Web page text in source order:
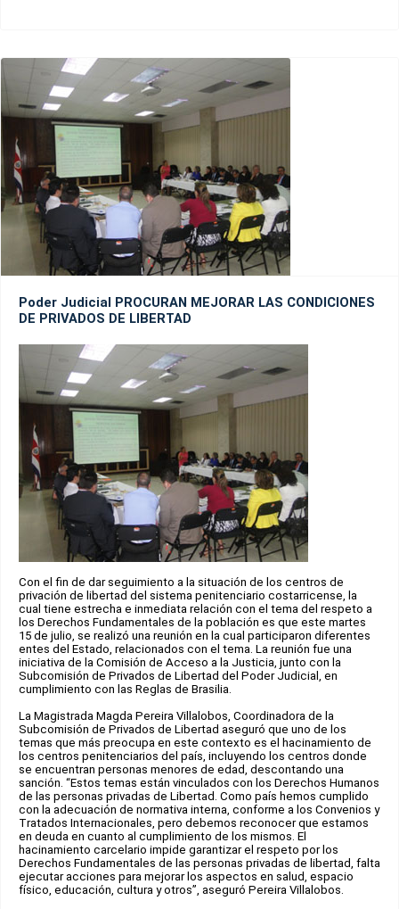
Poder Judicial PROCURAN MEJORAR LAS CONDICIONES
DE PRIVADOS DE LIBERTAD
Con el fin de dar seguimiento a la situación de los centros de
privación de libertad del sistema penitenciario costarricense, la
cual tiene estrecha e inmediata relación con el tema del respeto a
los Derechos Fundamentales de la población es que este martes
15 de julio, se realizó una reunión en la cual participaron diferentes
entes del Estado, relacionados con el tema. La reunión fue una
iniciativa de la Comisión de Acceso a la Justicia, junto con la
Subcomisión de Privados de Libertad del Poder Judicial, en
cumplimiento con las Reglas de Brasilia.
La Magistrada Magda Pereira Villalobos, Coordinadora de la
Subcomisión de Privados de Libertad aseguró que uno de los
temas que más preocupa en este contexto es el hacinamiento de
los centros penitenciarios del país, incluyendo los centros donde
se encuentran personas menores de edad, descontando una
sanción. “Estos temas están vinculados con los Derechos Humanos
de las personas privadas de Libertad. Como país hemos cumplido
con la adecuación de normativa interna, conforme a los Convenios y
Tratados Internacionales, pero debemos reconocer que estamos
en deuda en cuanto al cumplimiento de los mismos. El
hacinamiento carcelario impide garantizar el respeto por los
Derechos Fundamentales de las personas privadas de libertad, falta
ejecutar acciones para mejorar los aspectos en salud, espacio
físico, educación, cultura y otros”, aseguró Pereira Villalobos.